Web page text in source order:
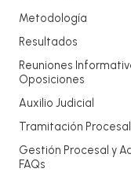
Metodología
Resultados
Reuniones
Oposiciones
Auxilio Judicial
Tramitación
Gestión Procesal y
FAQs